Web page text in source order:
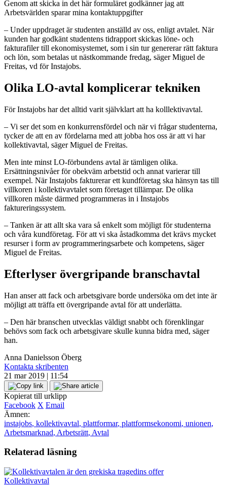
Genom att skicka in det här formuläret godkänner jag att
Arbetsvärlden sparar mina kontaktuppgifter
– Under uppdraget är studenten anställd av oss, enligt avtalet. När
kunden har godkänt studentens tidrapport skickas löne- och
fakturafiler till ekonomisystemet, som i sin tur genererar rätt faktura
och lön, som betalas ut nästkommande fredag, säger Miguel de
Freitas, vd för Instajobs.
Olika LO-avtal komplicerar tekniken
För Instajobs har det alltid varit självklart att ha kolllektivavtal.
– Vi ser det som en konkurrensfördel och när vi frågar studenterna,
tycker de att en av fördelarna med att jobba hos oss är att vi har
kollektivavtal, säger Miguel de Freitas.
Men inte minst LO-förbundens avtal är tämligen olika.
Ersättningsnivåer för obekväm arbetstid och annat varierar till
exempel. När Instajobs fakturerar ett kundföretag ska hänsyn tas till
villkoren i kollektivavtalet som företaget tillämpar. De olika
villkoren måste därmed programmeras in i Instajobs
faktureringssystem.
– Tanken är att allt ska vara så enkelt som möjligt för studenterna
och våra kundföretag. För att vi ska åstadkomma det krävs mycket
resurser i form av programmeringsarbete och kompetens, säger
Miguel de Freitas.
Efterlyser övergripande branschavtal
Han anser att fack och arbetsgivare borde undersöka om det inte är
möjligt att träffa ett övergripande avtal för att underlätta.
– Den här branschen utvecklas väldigt snabbt och förenklingar
behövs som fack och arbetsgivare skulle kunna bidra med, säger
han.
Anna Danielsson Öberg
Kontakta skribenten
21 mar 2019 | 11:54
Kopierat till urklipp
Facebook X Email
Ämnen:
instajobs, kollektivavtal, plattformar, plattformsekonomi, unionen,
Arbetsmarknad, Arbetsrätt, Avtal
Relaterad läsning
Kollektivavtal